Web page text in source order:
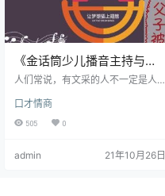
《金话筒少儿播音主持与口
才训练》 mp3音频
人们常说，有文采的人不一定是人
是练出来的，那么少儿播音主持与
口才训练方法有哪些呢?下面学习啦
小编整理了金话筒少儿播音主持与
读参考。 少儿播音主持与口才训练
口才情商
505 0
admin 21年10月26日